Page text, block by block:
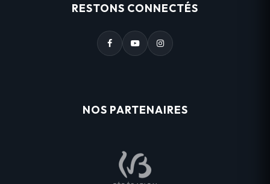
RESTONS CONNECTÉS
NOS PARTENAIRES